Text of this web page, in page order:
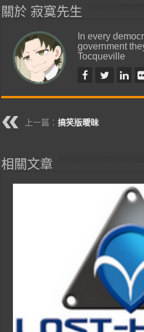
關於 寂寞先生
In every
government
Tocqueville
上一篇：搞笑版曖昧
相關文章